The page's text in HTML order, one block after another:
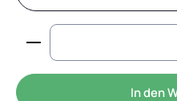
Produkt Anzahl: Gib
In den